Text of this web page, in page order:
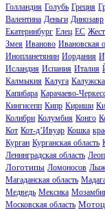
Голландия Голубь Греция
Валентина Деньги Динозавр
Екатеринбург Елец ЕС
Змея Иваново Ивановская
Инопланетянин Иордания
Исландия Испания Италия
Калмыкия Калуга
Капибара Карачаево-
Кингисепп Кипр Кириши
Колибри Колумбия Конго
Кот Кот-д’Ивуар Кошка
Курган Курганская область
Ленинградская область
Логотипы Ломоносов
Магаданская область
Медведь Мексика
Московская область